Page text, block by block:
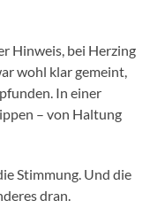
Hinweis, bei Herzing
wohl klar gemeint,
In einer
– von Haltung
Stimmung. Und die
dran.